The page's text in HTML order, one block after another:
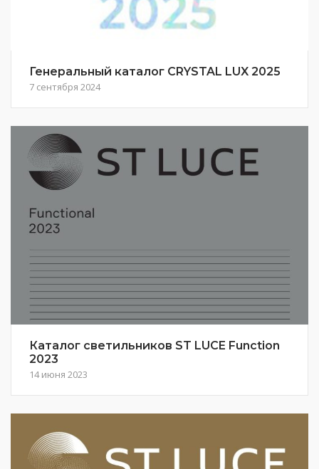
Генеральный каталог CRYSTAL LUX 2025
7 сентября 2024
Каталог светильников ST LUCE Function
2023
14 июня 2023